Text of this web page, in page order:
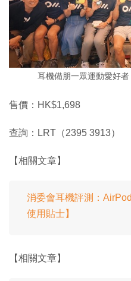
耳機備朋一眾運動愛好者
售價：HK$1,698
查詢：LRT（2395 3913）
【相關文章】
消委會耳機評測：
使用貼士】
【相關文章】